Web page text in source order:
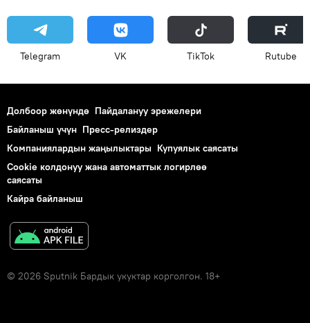
Telegram VK ТikТоk Rutube
Долбоор жөнүндө Пайдалануу эрежелери
Байланыш үчүн Пресс-релиздер
Компаниялардын жаңылыктары Купуялык саясаты
Cookie колдонуу жана автоматтык логирлөө
саясаты
Кайра байланыш
© 2026 Sputnik Бардык укуктар корголгон. 18+